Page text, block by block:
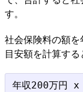
す。
社会保険料の額
目安額を計算する
年収200万円